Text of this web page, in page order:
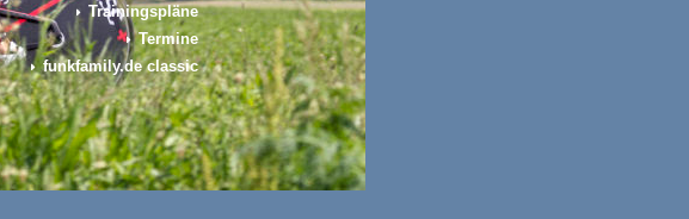
Trainingspläne
Termine
funkfamily.de classic